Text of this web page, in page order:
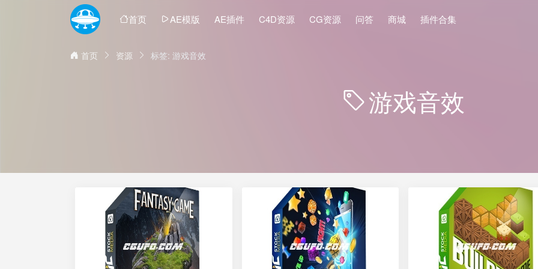
首页 AE模版 AE插件 C4D资源 CG资源 问答 商城 插件合集
首页 资源 标签: 游戏音效
游戏音效